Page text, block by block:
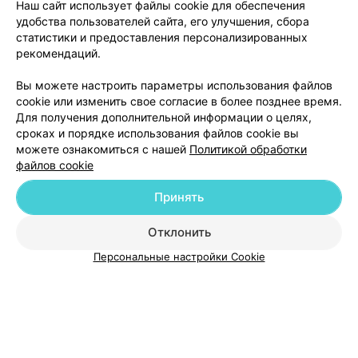
Показать ещё 25
Добавить компанию
Наш сайт использует файлы cookie для обеспечения
удобства пользователей сайта, его улучшения, сбора
статистики и предоставления персонализированных
рекомендаций.
Вы можете настроить параметры использования файлов
cookie или изменить свое согласие в более позднее время.
Для получения дополнительной информации о целях,
сроках и порядке использования файлов cookie вы
можете ознакомиться с нашей Политикой обработки
файлов cookie
Отклонить
Принять
Персональные настройки Cookie